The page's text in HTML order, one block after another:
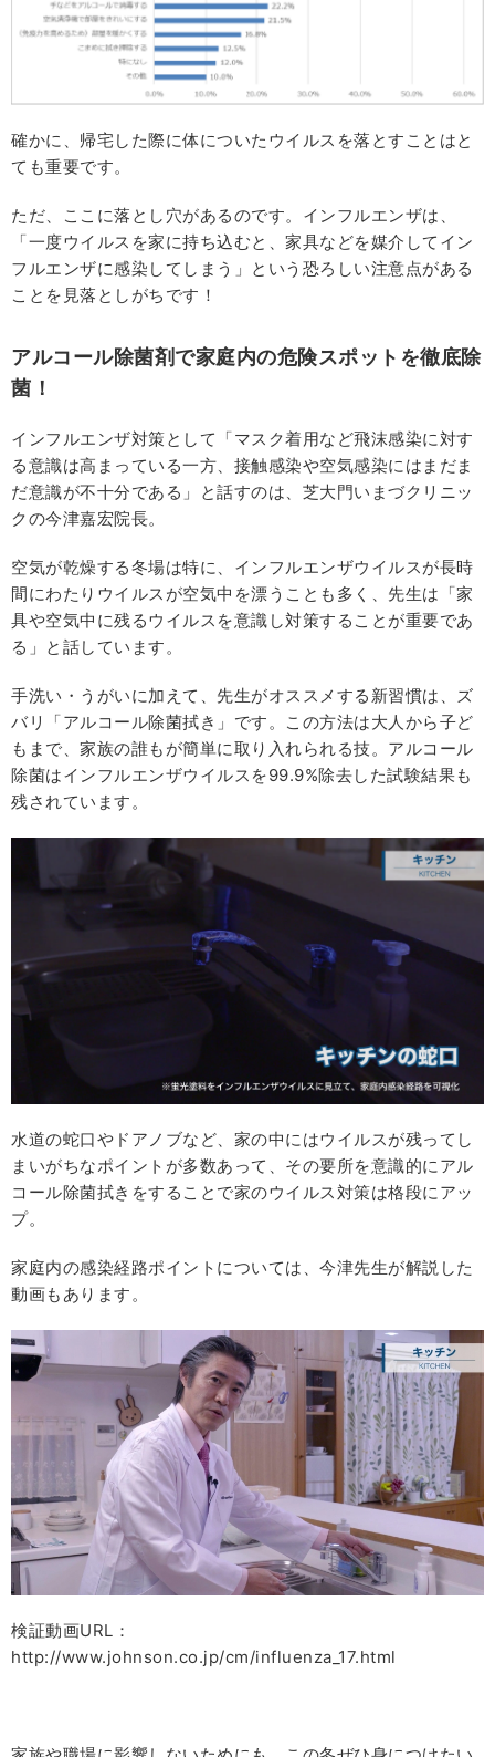
確かに、帰宅した際に体についたウイルスを落とすことはと
ても重要です。
ただ、ここに落とし穴があるのです。インフルエンザは、
「一度ウイルスを家に持ち込むと、家具などを媒介してイン
フルエンザに感染してしまう」という恐ろしい注意点がある
ことを見落としがちです！
アルコール除菌剤で家庭内の危険スポットを徹底除
菌！
インフルエンザ対策として「マスク着用など飛沫感染に対す
る意識は高まっている一方、接触感染や空気感染にはまだま
だ意識が不十分である」と話すのは、芝大門いまづクリニッ
クの今津嘉宏院長。
空気が乾燥する冬場は特に、インフルエンザウイルスが長時
間にわたりウイルスが空気中を漂うことも多く、先生は「家
具や空気中に残るウイルスを意識し対策することが重要であ
る」と話しています。
手洗い・うがいに加えて、先生がオススメする新習慣は、ズ
バリ「アルコール除菌拭き」です。この方法は大人から子ど
もまで、家族の誰もが簡単に取り入れられる技。アルコール
除菌はインフルエンザウイルスを99.9%除去した試験結果も
残されています。
水道の蛇口やドアノブなど、家の中にはウイルスが残ってし
まいがちなポイントが多数あって、その要所を意識的にアル
コール除菌拭きをすることで家のウイルス対策は格段にアッ
プ。
家庭内の感染経路ポイントについては、今津先生が解説した
動画もあります。
検証動画URL：
http://www.johnson.co.jp/cm/influenza_17.html